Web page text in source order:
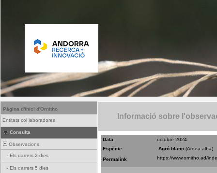
Pàgina d'inici d'Ornitho
Entitats col·laboradores
Consulta
Observacions
- Els darrers 2 dies
- Els darrers 5 dies
Informació sobre
Data
octubre 2024
Espècie
Agró blanc (Ardea alba)
Permalink